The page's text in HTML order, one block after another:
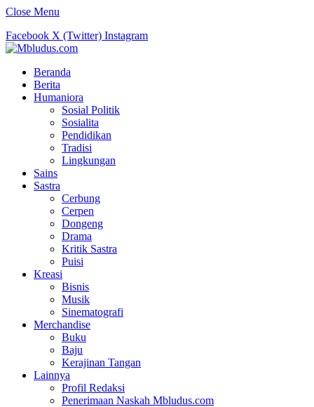
Close Menu
Facebook X (Twitter) Instagram
Beranda
Berita
Humaniora
Sosial Politik
Sosialita
Pendidikan
Tradisi
Lingkungan
Sains
Sastra
Cerbung
Cerpen
Dongeng
Drama
Kritik Sastra
Puisi
Kreasi
Bisnis
Musik
Sinematografi
Merchandise
Buku
Baju
Kerajinan Tangan
Lainnya
Profil Redaksi
Penerimaan Naskah Mbludus.com